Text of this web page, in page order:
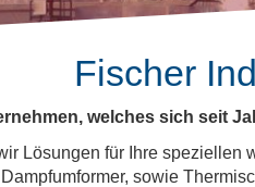
Fischer
welches sich seit
Lösungen für Ihre
sowie